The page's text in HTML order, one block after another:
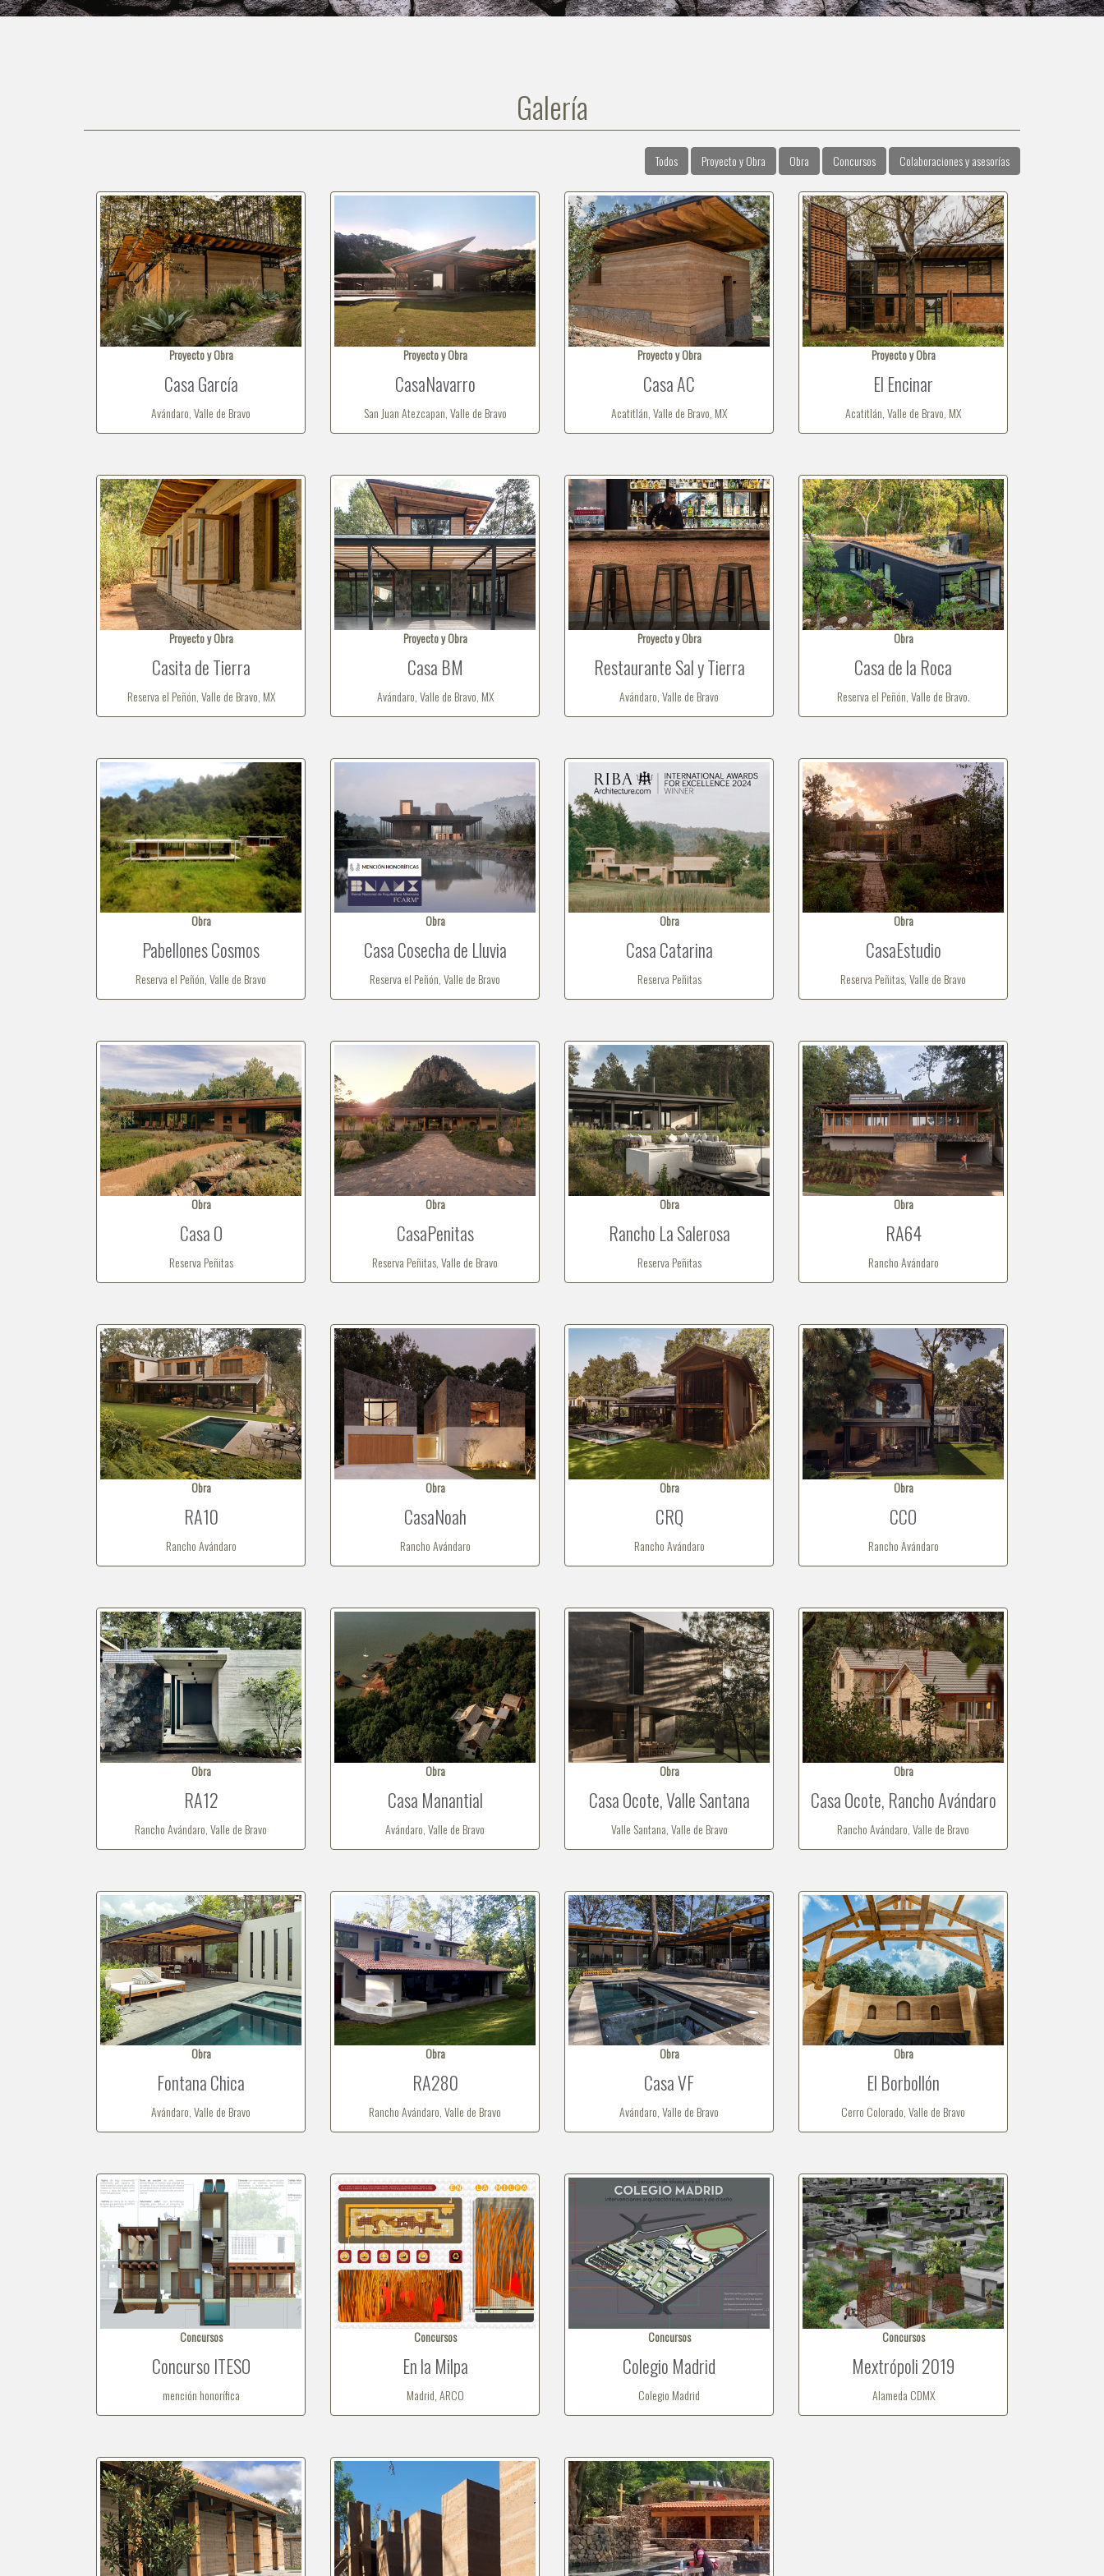
Galería
Todos Proyecto y Obra Obra Concursos Colaboraciones y asesorías
Proyecto y Obra
Casa García
Avándaro, Valle de Bravo
Proyecto y Obra
CasaNavarro
San Juan Atezcapan, Valle de Bravo
Proyecto y Obra
Casa AC
Acatitlán, Valle de Bravo, MX
Proyecto y Obra
El Encinar
Acatitlán, Valle de Bravo, MX
Proyecto y Obra
Casita de Tierra
Reserva el Peñón, Valle de Bravo, MX
Proyecto y Obra
Casa BM
Avándaro, Valle de Bravo, MX
Proyecto y Obra
Restaurante Sal y Tierra
Avándaro, Valle de Bravo
Obra
Casa de la Roca
Reserva el Peñón, Valle de Bravo.
Obra
Pabellones Cosmos
Reserva el Peñón, Valle de Bravo
Obra
Casa Cosecha de Lluvia
Reserva el Peñón, Valle de Bravo
Obra
Casa Catarina
Reserva Peñitas
Obra
CasaEstudio
Reserva Peñitas, Valle de Bravo
Obra
Casa O
Reserva Peñitas
Obra
CasaPenitas
Reserva Peñitas, Valle de Bravo
Obra
Rancho La Salerosa
Reserva Peñitas
Obra
RA64
Rancho Avándaro
Obra
RA10
Rancho Avándaro
Obra
CasaNoah
Rancho Avándaro
Obra
CRQ
Rancho Avándaro
Obra
CCO
Rancho Avándaro
Obra
RA12
Rancho Avándaro, Valle de Bravo
Obra
Casa Manantial
Avándaro, Valle de Bravo
Obra
Casa Ocote, Valle Santana
Valle Santana, Valle de Bravo
Obra
Casa Ocote, Rancho Avándaro
Rancho Avándaro, Valle de Bravo
Obra
Fontana Chica
Avándaro, Valle de Bravo
Obra
RA280
Rancho Avándaro, Valle de Bravo
Obra
Casa VF
Avándaro, Valle de Bravo
Obra
El Borbollón
Cerro Colorado, Valle de Bravo
Concursos
Concurso ITESO
mención honorífica
Concursos
En la Milpa
Madrid, ARCO
Concursos
Colegio Madrid
Colegio Madrid
Concursos
Mextrópoli 2019
Alameda CDMX